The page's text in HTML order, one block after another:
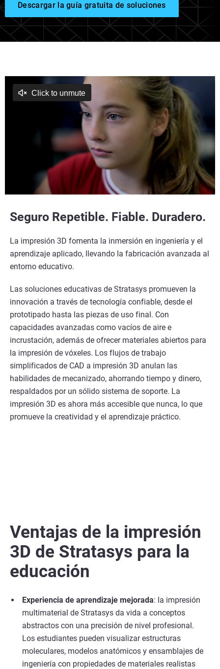
Descargar la guía gratuita de soluciones
Seguro Repetible. Fiable. Duradero.
La impresión 3D fomenta la inmersión en ingeniería y el
aprendizaje aplicado, llevando la fabricación avanzada al
entorno educativo.
Las soluciones educativas de Stratasys promueven la
innovación a través de tecnología confiable, desde el
prototipado hasta las piezas de uso final. Con
capacidades avanzadas como vacíos de aire e
incrustación, además de ofrecer materiales abiertos para
la impresión de vóxeles. Los flujos de trabajo
simplificados de CAD a impresión 3D anulan las
habilidades de mecanizado, ahorrando tiempo y dinero,
respaldados por un sólido sistema de soporte. La
impresión 3D es ahora más accesible que nunca, lo que
promueve la creatividad y el aprendizaje práctico.
Ventajas de la impresión
3D de Stratasys para la
educación
Experiencia de aprendizaje mejorada: la impresión
multimaterial de Stratasys da vida a conceptos
abstractos con una precisión de nivel profesional.
Los estudiantes pueden visualizar estructuras
moleculares, modelos anatómicos y ensamblajes de
ingeniería con propiedades de materiales realistas